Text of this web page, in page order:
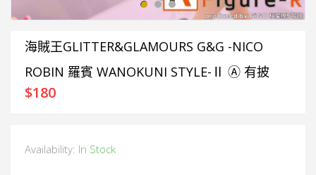
海賊王GLITTER&GLAMOURS G&G -NICO
ROBIN 羅賓 WANOKUNI STYLE-Ⅱ Ⓐ 有披
$180
Availability: In Stock